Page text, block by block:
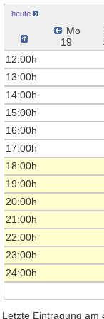
heute
Mo
19
12:00h
13:00h
14:00h
15:00h
16:00h
17:00h
18:00h
19:00h
20:00h
21:00h
22:00h
23:00h
24:00h
Letzte Eintragung am